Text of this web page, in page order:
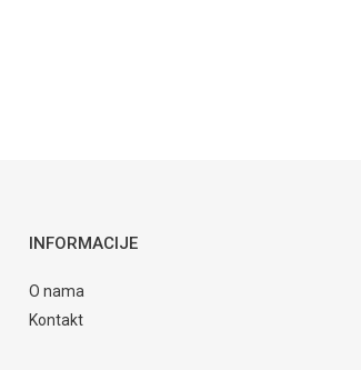
INFORMACIJE
O nama
Kontakt